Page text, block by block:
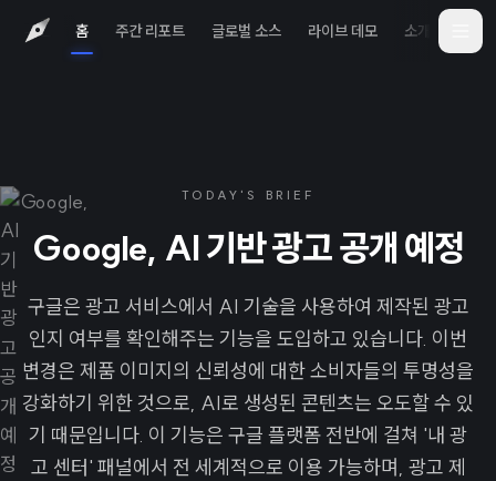
홈 주간 리포트 글로벌 소스 라이브 데모 소개
TODAY'S BRIEF
Google, AI 기반 광고 공개 예정
구글은 광고 서비스에서 AI 기술을 사용하여 제작된 광고
인지 여부를 확인해주는 기능을 도입하고 있습니다. 이번
변경은 제품 이미지의 신뢰성에 대한 소비자들의 투명성을
강화하기 위한 것으로, AI로 생성된 콘텐츠는 오도할 수 있
기 때문입니다. 이 기능은 구글 플랫폼 전반에 걸쳐 '내 광
고 센터' 패널에서 전 세계적으로 이용 가능하며, 광고 제